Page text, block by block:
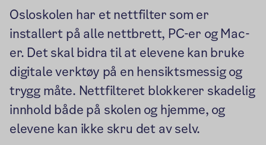
Osloskolen har et nettfilter som er
installert på alle nettbrett, PC-er og Mac-
er. Det skal bidra til at elevene kan bruke
digitale verktøy på en hensiktsmessig og
trygg måte. Nettfilteret blokkerer skadelig
innhold både på skolen og hjemme, og
elevene kan ikke skru det av selv.